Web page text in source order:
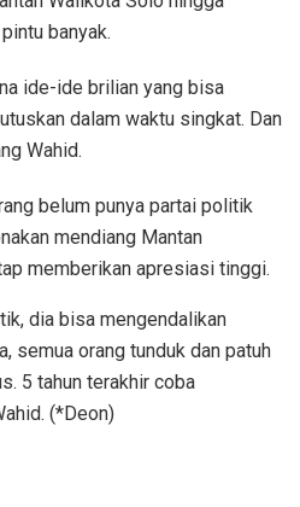
banyak.
ide-ide brilian yang bisa
dalam waktu singkat. Dan
Wahid.
belum punya partai politik
mendiang Mantan
memberikan apresiasi tinggi.
dia bisa mengendalikan
semua orang tunduk dan patuh
5 tahun terakhir coba
(*Deon)